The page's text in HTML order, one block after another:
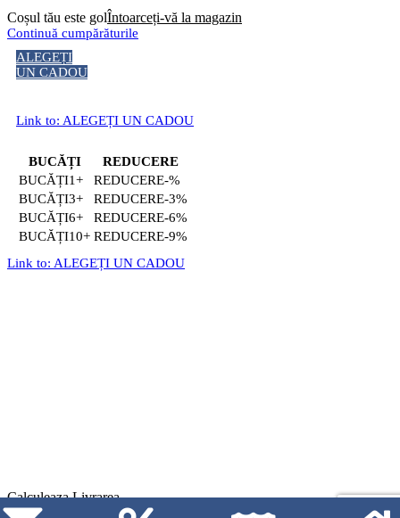
Coșul tău este golÎntoarceți-vă la magazin
Continuă cumpărăturile
ALEGEȚI
UN CADOU
Link to: ALEGEȚI UN CADOU
BUCĂȚI
REDUCERE
1+
-%
3+
-3%
6+
-6%
10+
-9%
Link to: ALEGEȚI UN CADOU
Calculeaza Livrarea